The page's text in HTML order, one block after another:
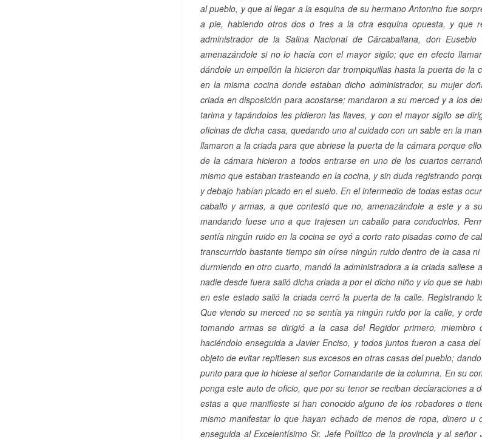
al pueblo, y que al llegar a la esquina de su hermano Antonino fue
a pie, habiendo otros dos o tres a la otra esquina opuesta, y que
administrador de la Salina Nacional de Cárcaballana, don
amenazándole si no lo hacía con el mayor sigilo; que en efecto
dándole un empellón la hicieron dar trompiquillas hasta la puerta de la
en la misma cocina donde estaban dicho administrador, su mujer
criada en disposición para acostarse; mandaron a su merced y a los
tarima y tapándolos les pidieron las llaves, y con el mayor sigilo se
oficinas de dicha casa, quedando uno al cuidado con un sable en la
llamaron a la criada para que abriese la puerta de la cámara porque
de la cámara hicieron a todos entrarse en uno de los cuartos
mismo que estaban trasteando en la cocina, y sin duda registrando
y debajo habían picado en el suelo. En el intermedio de todas estas
caballo y armas, a que contestó que no, amenazándole a este y a
mandando fuese uno a que trajesen un caballo para conducirlos.
sentía ningún ruido en la cocina se oyó a corto rato pisadas como de
transcurrido bastante tiempo sin oírse ningún ruido dentro de la casa
durmiendo en otro cuarto, mandó la administradora a la criada
nadie desde fuera salió dicha criada a por el dicho niño y vio que se
en este estado salió la criada cerró la puerta de la calle. Registrando
Que viendo su merced no se sentía ya ningún ruido por la calle, y
tomando armas se dirigió a la casa del Regidor primero, miembro
haciéndolo enseguida a Javier Enciso, y todos juntos fueron a casa
objeto de evitar repitiesen sus excesos en otras casas del pueblo;
punto para que lo hiciese al señor Comandante de la columna. En su
ponga este auto de oficio, que por su tenor se reciban declaraciones a
estas a que manifieste si han conocido alguno de los robadores o
mismo manifestar lo que hayan echado de menos de ropa, dinero u
enseguida al Excelentísimo Sr. Jefe Político de la provincia y al